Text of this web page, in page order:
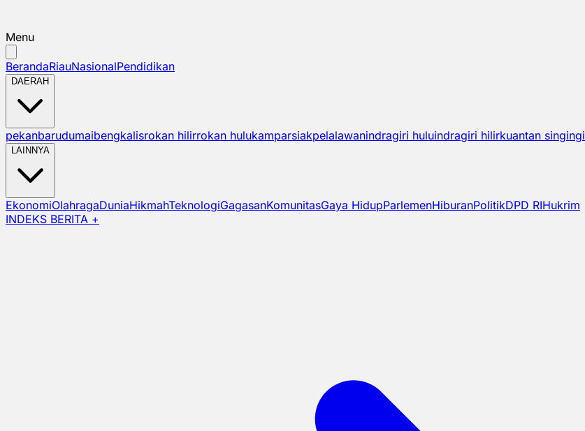
Menu
BerandaRiauNasionalPendidikan
DAERAH
pekanbarudumaibengkalisrokan hilirrokan hulukamparsiakpelalawanindragiri huluindragiri hilirkuantan singingi
LAINNYA
EkonomiOlahragaDuniaHikmahTeknologiGagasanKomunitasGaya HidupParlemenHiburanPolitikDPD RIHukrim
INDEKS BERITA +